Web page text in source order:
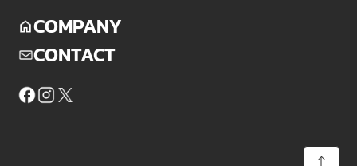
COMPANY
CONTACT